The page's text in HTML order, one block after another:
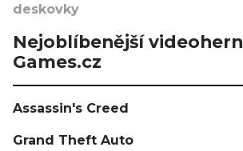
deskovky
Nejoblíbenější
Games.cz
Assassin's Creed
Grand Theft Auto